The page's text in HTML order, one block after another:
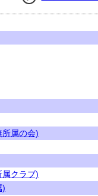
属の会)
クラブ)
)